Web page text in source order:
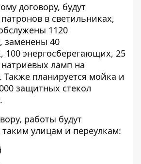
договору, будут
в светильниках,
1120
заменены 40
100 энергосберегающих, 25
ламп на
Также планируется мойка и
защитных стекол
работы будут
улицам и переулкам: